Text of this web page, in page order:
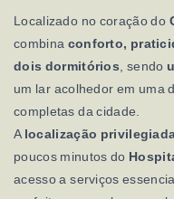
Localizado no coração do
combina conforto,
dois dormitórios , sendo
um lar acolhedor em uma
completas da cidade.
A localização
poucos minutos do
acesso a serviços